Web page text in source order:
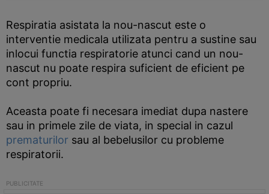
Respiratia asistata la nou-nascut este o
interventie medicala utilizata pentru a sustine sau
inlocui functia respiratorie atunci cand un nou-
nascut nu poate respira suficient de eficient pe
cont propriu.
Aceasta poate fi necesara imediat dupa nastere
sau in primele zile de viata, in special in cazul
prematurilor sau al bebelusilor cu probleme
respiratorii.